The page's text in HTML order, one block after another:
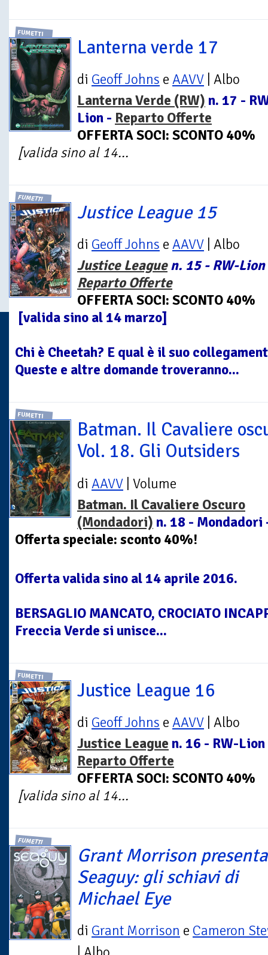
FUMETTI
Lanterna verde 17
di Geoff Johns e AAVV | Albo
Lanterna Verde (RW) n. 17 -
Lion - Reparto Offerte
OFFERTA SOCI: SCONTO 40%
[valida sino al 14...
FUMETTI
Justice League 15
di Geoff Johns e AAVV | Albo
Justice Leaguen. 15 - RW-Lion
Reparto Offerte
OFFERTA SOCI: SCONTO 40%
[valida sino al 14 marzo]
Chi è Cheetah? E qual è il suo
Queste e altre domande troveranno...
FUMETTI
Batman. Il Cavaliere
Vol. 18. Gli Outsiders
di AAVV | Volume
Batman. Il Cavaliere Oscuro
(Mondadori) n. 18 -
Offerta speciale: sconto 40%!
Offerta valida sino al 14 aprile 2016.
BERSAGLIO MANCATO, CROCIATO
Freccia Verde si unisce...
FUMETTI
Justice League 16
di Geoff Johns e AAVV | Albo
Justice League n. 16 - RW-
Reparto Offerte
OFFERTA SOCI: SCONTO 40%
[valida sino al 14...
FUMETTI
Grant Morrison presenta
Seaguy: gli schiavi di
Michael Eye
di Grant Morrison e Cameron